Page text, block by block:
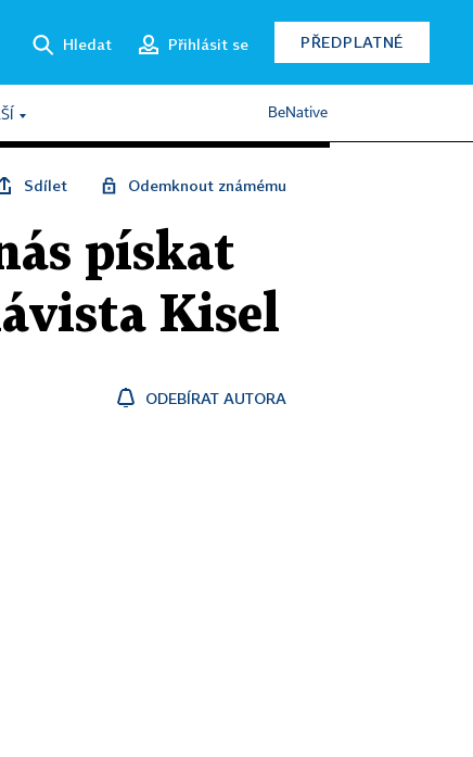
Hledat Přihlásit se PŘEDPLATNÉ
BeNative
Sdílet Odemknout známému
pískat
Kisel
ODEBÍRAT AUTORA